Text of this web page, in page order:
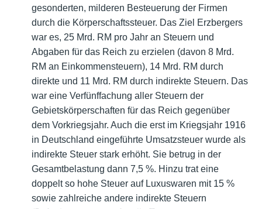
gesonderten, milderen Besteuerung der Firmen
durch die Körperschaftssteuer. Das Ziel Erzbergers
war es, 25 Mrd. RM pro Jahr an Steuern und
Abgaben für das Reich zu erzielen (davon 8 Mrd.
RM an Einkommensteuern), 14 Mrd. RM durch
direkte und 11 Mrd. RM durch indirekte Steuern. Das
war eine Verfünffachung aller Steuern der
Gebietskörperschaften für das Reich gegenüber
dem Vorkriegsjahr. Auch die erst im Kriegsjahr 1916
in Deutschland eingeführte Umsatzsteuer wurde als
indirekte Steuer stark erhöht. Sie betrug in der
Gesamtbelastung dann 7,5 %. Hinzu trat eine
doppelt so hohe Steuer auf Luxuswaren mit 15 %
sowie zahlreiche andere indirekte Steuern